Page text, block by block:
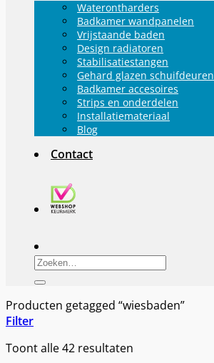
Waterontharders
Badkamer wandpanelen
Vrijstaande baden
Design radiatoren
Stabilisatiestangen
Gehard glazen schuifdeuren
Badkamer accesoires
Strips en onderdelen
Installatiemateriaal
Blog
Contact
Zoeken
naar:
Producten getagged “wiesbaden”
Filter
Toont alle 42 resultaten